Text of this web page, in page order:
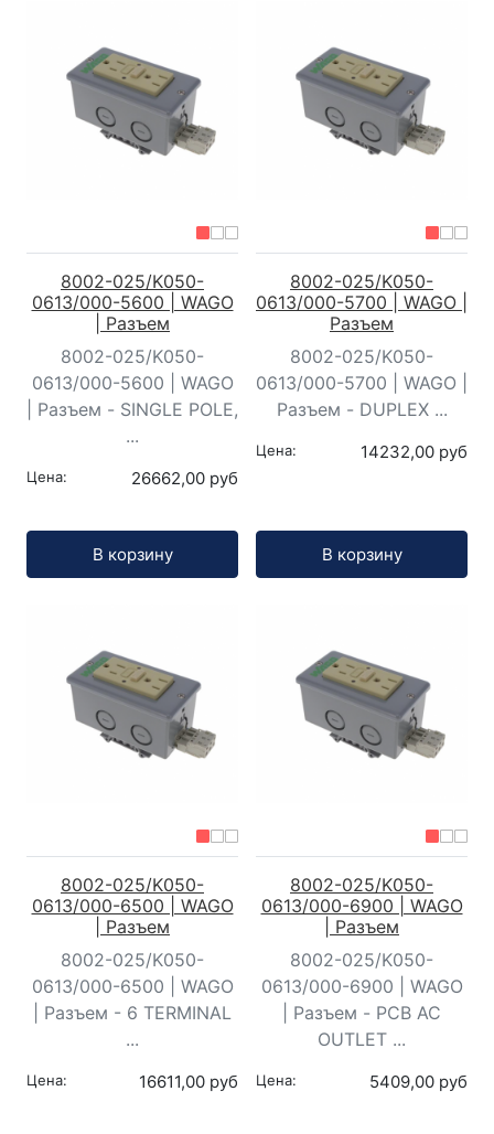
8002-025/K050-
0613/000-5600 | WAGO
| Разъем
8002-025/K050-
0613/000-5600 | WAGO
| Разъем - SINGLE POLE,
...
Цена: 26662,00 руб
В корзину
8002-025/K050-
0613/000-5700 | WAGO |
Разъем
8002-025/K050-
0613/000-5700 | WAGO |
Разъем - DUPLEX ...
Цена: 14232,00 руб
В корзину
8002-025/K050-
0613/000-6500 | WAGO
| Разъем
8002-025/K050-
0613/000-6500 | WAGO
| Разъем - 6 TERMINAL
...
Цена: 16611,00 руб
8002-025/K050-
0613/000-6900 | WAGO
| Разъем
8002-025/K050-
0613/000-6900 | WAGO
| Разъем - PCB AC
OUTLET ...
Цена: 5409,00 руб